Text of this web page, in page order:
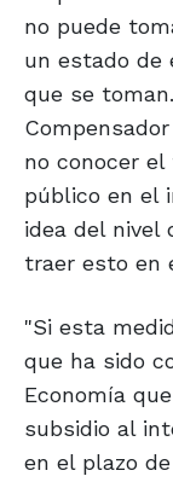
no puede
un estado de
que se
no conocer
público en el
idea del nivel
traer esto en
"Si esta
que ha sido
Economía
subsidio al
en el plazo